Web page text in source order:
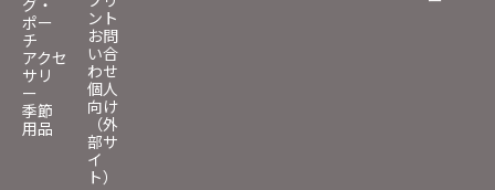
グ・
ポー
チ
アクセ
サリ
ー
季節
用品
ント
お問
い合
わせ
個人
向け
（外
部サ
イ
ト）